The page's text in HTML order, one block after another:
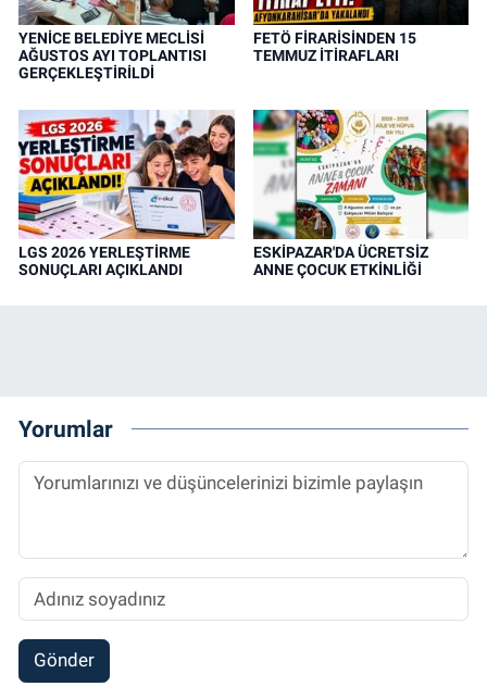
YENİCE BELEDİYE MECLİSİ
AĞUSTOS AYI TOPLANTISI
GERÇEKLEŞTİRİLDİ
FETÖ FİRARİSİNDEN 15
TEMMUZ İTİRAFLARI
LGS 2026 YERLEŞTİRME
SONUÇLARI AÇIKLANDI
ESKİPAZAR'DA ÜCRETSİZ
ANNE ÇOCUK ETKİNLİĞİ
Yorumlar
Gönder